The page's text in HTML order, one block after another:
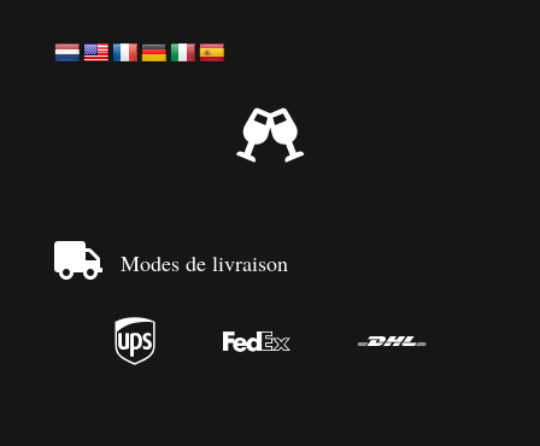

 Modes de livraison
  